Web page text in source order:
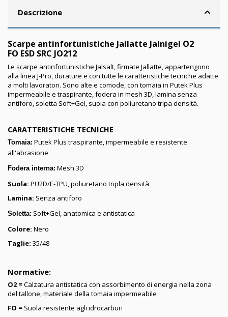
Descrizione
Scarpe antinfortunistiche Jallatte Jalnigel O2
FO ESD SRC JO212
Le scarpe antinfortunistiche Jalsalt, firmate Jallatte, appartengono
alla linea J-Pro, durature e con tutte le caratteristiche tecniche adatte
a molti lavoratori. Sono alte e comode, con tomaia in Putek Plus
impermeabile e traspirante, fodera in mesh 3D, lamina senza
antiforo, soletta Soft+Gel, suola con poliuretano tripa densità.
CARATTERISTICHE TECNICHE
Tomaia: Putek Plus traspirante, impermeabile e resistente
all'abrasione
Fodera interna: Mesh 3D
Suola: PU2D/E-TPU, poliuretano tripla densità
Lamina: Senza antiforo
Soletta: Soft+Gel, anatomica e antistatica
Colore: Nero
Taglie: 35/48
Normative:
O2 = Calzatura antistatica con assorbimento di energia nella zona
del tallone, materiale della tomaia impermeabile
FO = Suola resistente agli idrocarburi